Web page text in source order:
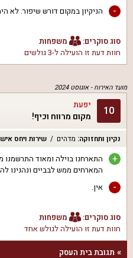
- הניקיון במקום דורש שיפור. לא
סוג סוקרים:
משפחות
חוות דעת זו הועילה ל-3 גולשים
מועד האירוח -אוגוסט 2024
10 יפעת
מקום מרווח וכיף!
נקיון ותחזוקה: מדהים שירות ויחס
+
התארחנו בוילה ומאוד התרשמנו
המארחים ממש לבביים ונהנינו
- אין.
סוג סוקרים:
משפחות
חוות דעת זו הועילה לגולש אחד
תגובת בית העסק